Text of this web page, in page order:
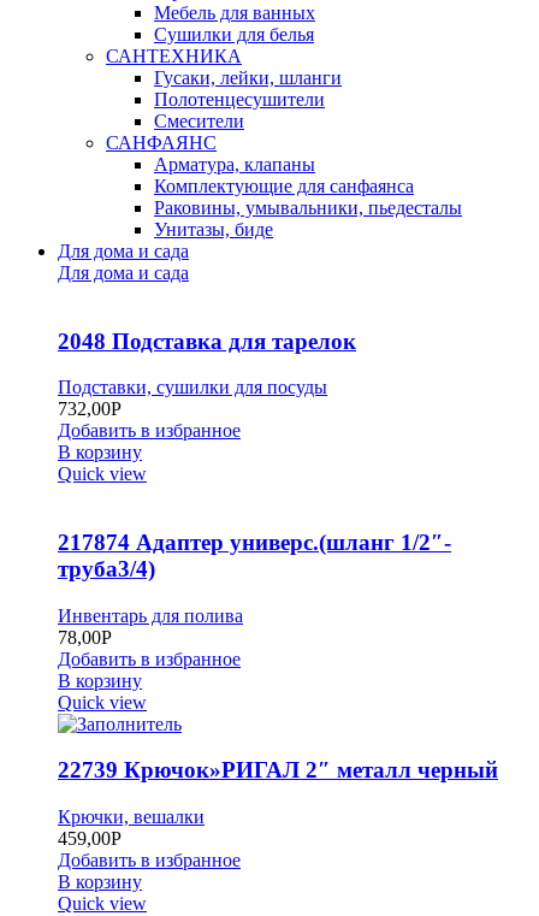
Мебель для ванных
Сушилки для белья
САНТЕХНИКА
Гусаки, лейки, шланги
Полотенцесушители
Смесители
САНФАЯНС
Арматура, клапаны
Комплектующие для санфаянса
Раковины, умывальники, пьедесталы
Унитазы, биде
Для дома и сада
Для дома и сада
2048 Подставка для тарелок
Подставки, сушилки для посуды
732,00Р
Добавить в избранное
В корзину
Quick view
217874 Адаптер универс.(шланг 1/2″-
труба3/4)
Инвентарь для полива
78,00Р
Добавить в избранное
В корзину
Quick view
22739 Крючок»РИГАЛ 2″ металл черный
Крючки, вешалки
459,00Р
Добавить в избранное
В корзину
Quick view